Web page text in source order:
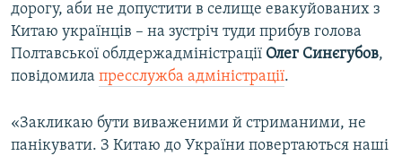
дорогу, аби не допустити в селище евакуйованих з
Китаю українців – на зустріч туди прибув голова
Полтавської облдержадміністрації Олег Синєгубов,
повідомила пресслужба адміністрації.
«Закликаю бути виваженими й стриманими, не
панікувати. З Китаю до України повертаються наші